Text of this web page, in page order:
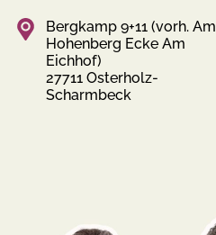
Bergkamp 9+11 (vorh. Am
Hohenberg Ecke Am
Eichhof)
27711 Osterholz-
Scharmbeck